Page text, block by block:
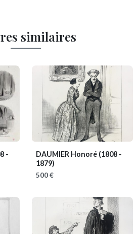
similaires
-
DAUMIER Honoré (1808 -
1879)
500 €